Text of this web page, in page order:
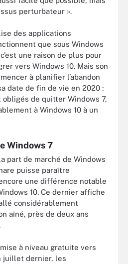
perturbateur ».
des applications
que sous Windows
une raison de plus pour
vers Windows 10. Mais son
à planifier l’abandon
date de fin de vie en 2020 :
de quitter Windows 7,
à Windows 10 à un
Windows 7
part de marché de Windows
puisse paraître
une différence notable
10. Ce dernier affiche
considérablement
aîné, près de deux ans
à niveau gratuite vers
juillet dernier, les